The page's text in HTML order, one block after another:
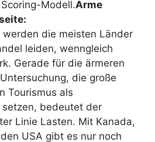
Modell.Arme
werden die meisten Länder
leiden, wenngleich
Gerade für die ärmeren
die große
Tourismus als
bedeutet der
Linie Lasten. Mit Kanada,
USA gibt es nur noch